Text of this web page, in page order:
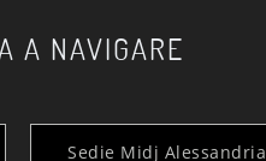
A NAVIGARE
Sedie Midj Alessandria